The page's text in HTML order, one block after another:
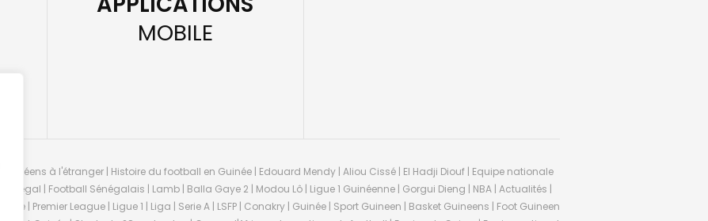
MOBILE
à l'étranger | Histoire du football en Guinée | Edouard Mendy | Aliou Cissé | El Hadji Diouf | Equipe nationale
| Football Sénégalais | Lamb | Balla Gaye 2 | Modou Lô | Ligue 1 Guinéenne | Gorgui Dieng | NBA | Actualités |
| Premier League | Ligue 1 | Liga | Serie A | LSFP | Conakry | Guinée | Sport Guineen | Basket Guineens | Foot Guineen